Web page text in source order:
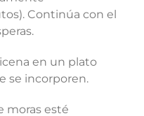
Continúa con el
en un plato
se incorporen.
moras esté